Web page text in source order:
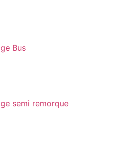
Bus
semi remorque